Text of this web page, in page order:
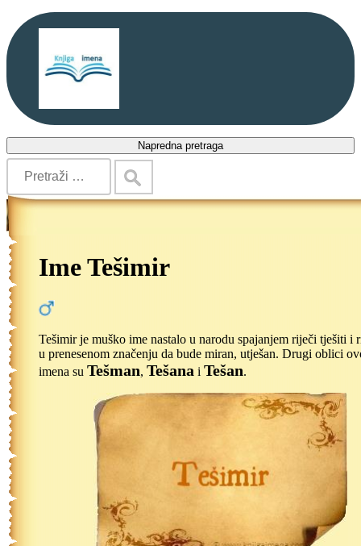
Napredna pretraga
Ime Tešimir
Tešimir je muško ime nastalo u narodu spajanjem riječi tješiti i
u prenesenom značenju da bude miran, utješan. Drugi oblici
imena su Tešman, Tešana i Tešan.